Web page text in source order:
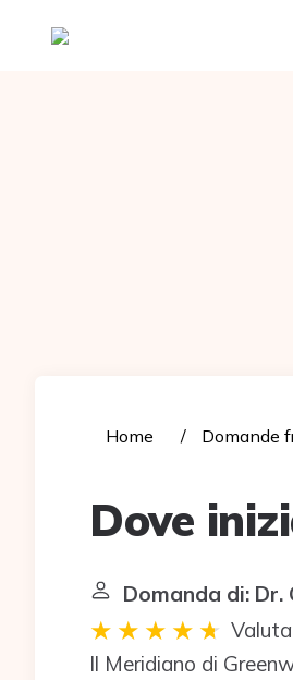
Home Domande
Dove
Domanda di: Dr.
Il Meridiano di